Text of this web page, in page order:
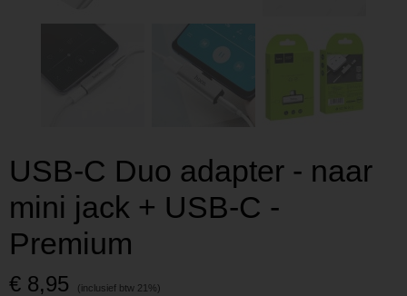
USB-C Duo adapter - naar
mini jack + USB-C -
Premium
€ 8,95